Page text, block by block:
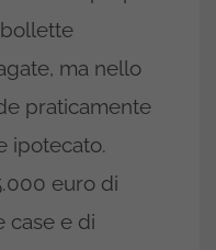
ma nello
praticamente
ipotecato.
euro di
case e di